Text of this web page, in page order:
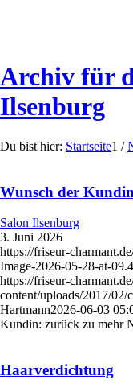
Archiv für
Ilsenburg
Du bist hier: Startseite1 /
Wunsch der
Salon Ilsenburg
3. Juni 2026
https://friseur-
Image-2026-05-28-at-
https://friseur-
content/uploads/2017/
Hartmann2026-06-03
Kundin: zurück zu mehr
Haarverdichtung